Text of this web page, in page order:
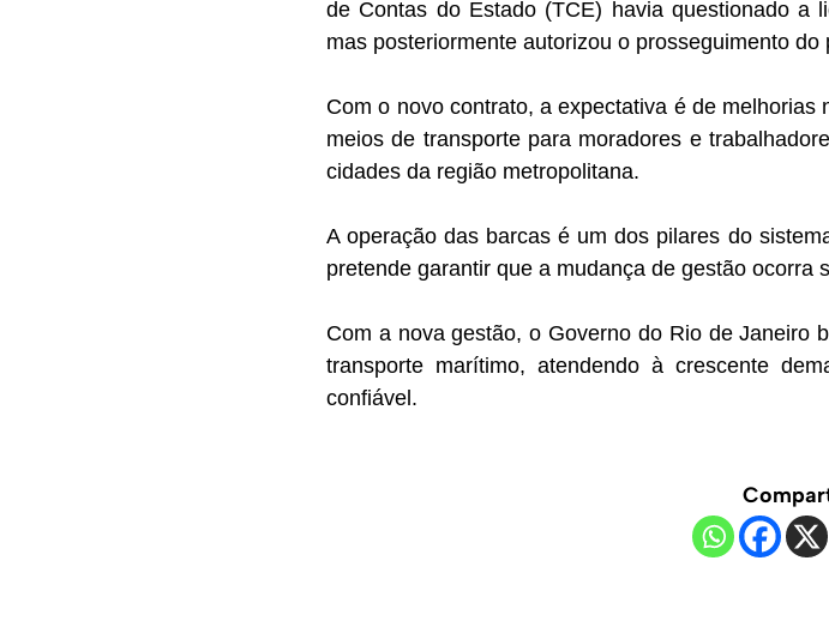
de Contas do Estado (TCE) havia questionado a
mas posteriormente autorizou o prosseguimento do
Com o novo contrato, a expectativa é de
meios de transporte para moradores e
cidades da região metropolitana.
A operação das barcas é um dos pilares do
pretende garantir que a mudança de gestão ocorra
Com a nova gestão, o Governo do Rio de Janeiro
transporte marítimo, atendendo à crescente
confiável.